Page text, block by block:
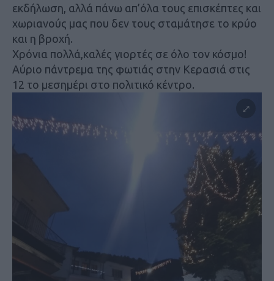
εκδήλωση, αλλά πάνω απ’όλα τους επισκέπτες και
χωριανούς μας που δεν τους σταμάτησε το κρύο
και η βροχή.
Χρόνια πολλά,καλές γιορτές σε όλο τον κόσμο!
Αύριο πάντρεμα της φωτιάς στην Κερασιά στις
12 το μεσημέρι στο πολιτικό κέντρο.